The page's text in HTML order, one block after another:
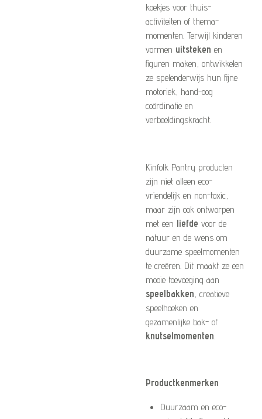
koekjes voor thuis-
activiteiten of thema-
momenten. Terwijl kinderen
vormen uitsteken en
figuren maken, ontwikkelen
ze spelenderwijs hun fijne
motoriek, hand-oog
coördinatie en
verbeeldingskracht.
Kinfolk Pantry producten
zijn niet alleen eco-
vriendelijk en non-toxic,
maar zijn ook ontworpen
met een liefde voor de
natuur en de wens om
duurzame speelmomenten
te creëren. Dit maakt ze een
mooie toevoeging aan
speelbakken , creatieve
speelhoeken en
gezamenlijke bak- of
knutselmomenten
Productkenmerken
Duurzaam en eco-